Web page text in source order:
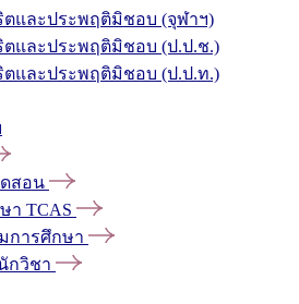
ตและประพฤติมิชอบ (จุฬาฯ)
ตและประพฤติมิชอบ (ป.ป.ช.)
ตและประพฤติมิชอบ (ป.ป.ท.)
สอน
า TCAS
การศึกษา
กวิชา